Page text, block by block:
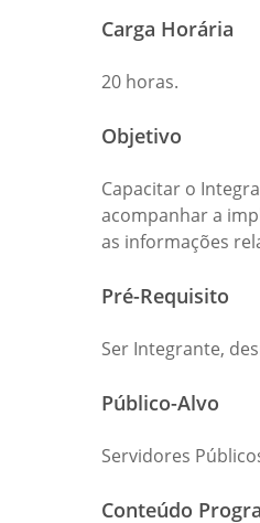
Carga Horária
20 horas.
Objetivo
Capacitar o
acompanhar a
as informações
Pré-Requisito
Ser Integrante,
Público-Alvo
Servidores
Conteúdo